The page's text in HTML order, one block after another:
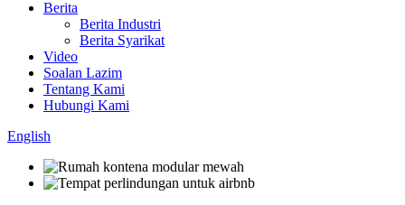
Berita
Berita Industri
Berita Syarikat
Video
Soalan Lazim
Tentang Kami
Hubungi Kami
English